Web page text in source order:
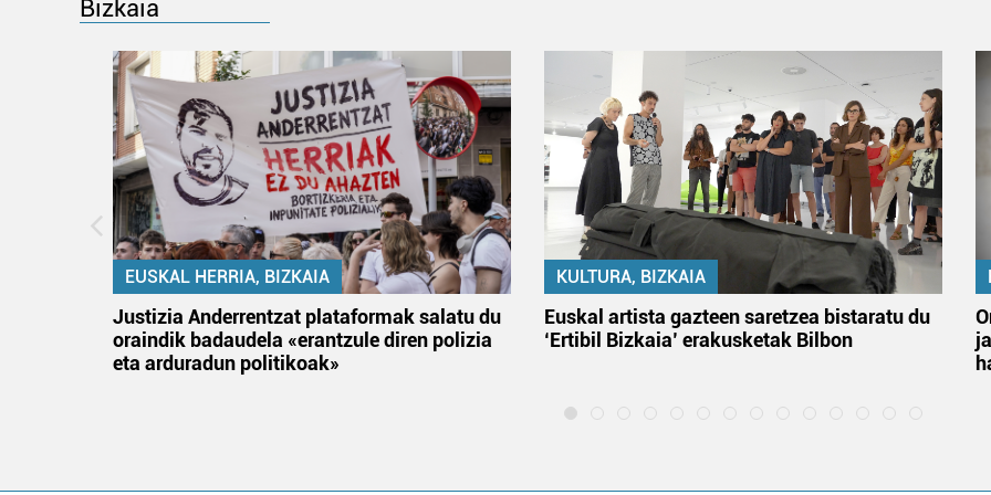
Bizkaia
EUSKAL HERRIA, BIZKAIA
Justizia Anderrentzat plataformak salatu du
oraindik badaudela «erantzule diren polizia
eta arduradun politikoak»
KULTURA, BIZKAIA
Euskal artista gazteen saretzea bistaratu du
‘Ertibil Bizkaia’ erakusketak Bilbon